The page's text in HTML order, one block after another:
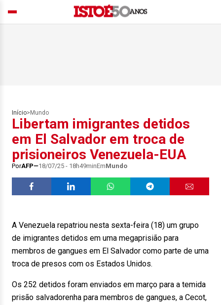
Início> Mundo
Libertam imigrantes detidos
em El Salvador em troca de
prisioneiros Venezuela-EUA
PorAFP 18/07/25 - 18h49minEmMundo
A Venezuela repatriou nesta sexta-feira (18) um grupo
de imigrantes detidos em uma megaprisião para
membros de gangues em El Salvador como parte de uma
troca de presos com os Estados Unidos.
Os 252 detidos foram enviados em março para a temida
prisão salvadorenha para membros de gangues, a Cecot,